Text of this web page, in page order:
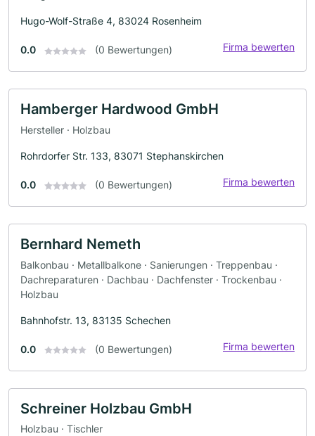
Hugo-Wolf-Straße 4, 83024 Rosenheim
0.0 (0 Bewertungen) Firma bewerten
Hamberger Hardwood GmbH
Hersteller · Holzbau
Rohrdorfer Str. 133, 83071 Stephanskirchen
0.0 (0 Bewertungen) Firma bewerten
Bernhard Nemeth
Balkonbau · Metallbalkone · Sanierungen · Treppenbau ·
Dachreparaturen · Dachbau · Dachfenster · Trockenbau ·
Holzbau
Bahnhofstr. 13, 83135 Schechen
0.0 (0 Bewertungen) Firma bewerten
Schreiner Holzbau GmbH
Holzbau · Tischler